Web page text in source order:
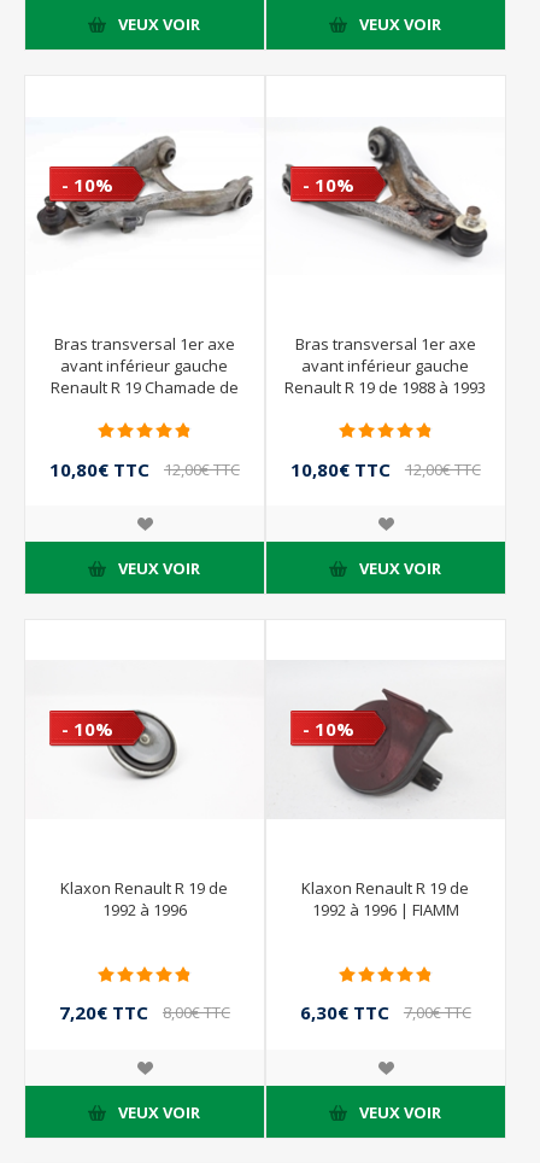
VEUX VOIR VEUX VOIR
- 10%
Bras transversal 1er axe
avant inférieur gauche
Renault R 19 Chamade de
10,80€ TTC 12,00€ TTC
VEUX VOIR
- 10%
Bras transversal 1er axe
avant inférieur gauche
Renault R 19 de 1988 à 1993
10,80€ TTC 12,00€ TTC
VEUX VOIR
- 10%
Klaxon Renault R 19 de
1992 à 1996
7,20€ TTC 8,00€ TTC
VEUX VOIR
- 10%
Klaxon Renault R 19 de
1992 à 1996 | FIAMM
6,30€ TTC 7,00€ TTC
VEUX VOIR